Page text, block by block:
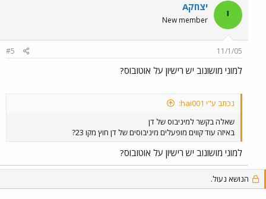
י יצחקA
New member
11/1/05
#5
למוני מושונוב יש רישיון על אוטובוס?
נכתב ע"י hai001:
שאלה בקשר למיניבוס של דן
באיזה עוד קווים מופעלים מיניבוסים של דן חוץ מקו 23?
למוני מושונוב יש רישיון על אוטובוס?
הנושא נעול.